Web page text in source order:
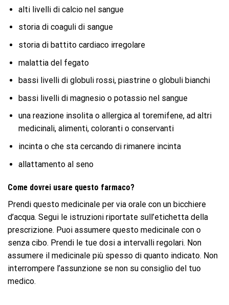
alti livelli di calcio nel sangue
storia di coaguli di sangue
storia di battito cardiaco irregolare
malattia del fegato
bassi livelli di globuli rossi, piastrine o globuli bianchi
bassi livelli di magnesio o potassio nel sangue
una reazione insolita o allergica al toremifene, ad altri
medicinali, alimenti, coloranti o conservanti
incinta o che sta cercando di rimanere incinta
allattamento al seno
Come dovrei usare questo farmaco?
Prendi questo medicinale per via orale con un bicchiere
d’acqua. Segui le istruzioni riportate sull’etichetta della
prescrizione. Puoi assumere questo medicinale con o
senza cibo. Prendi le tue dosi a intervalli regolari. Non
assumere il medicinale più spesso di quanto indicato. Non
interrompere l’assunzione se non su consiglio del tuo
medico.